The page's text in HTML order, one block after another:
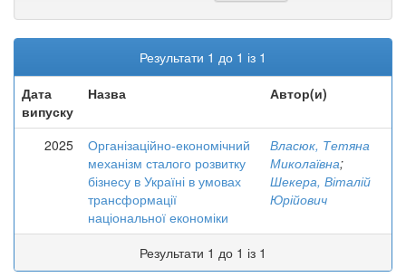
Результати 1 до 1 із 1
Дата
випуску
Назва Автор(и)
2025
Організаційно-економічний
механізм сталого розвитку
бізнесу в Україні в умовах
трансформації
національної економіки
Власюк, Тетяна
Миколаївна;
Шекера, Віталій
Юрійович
Результати 1 до 1 із 1